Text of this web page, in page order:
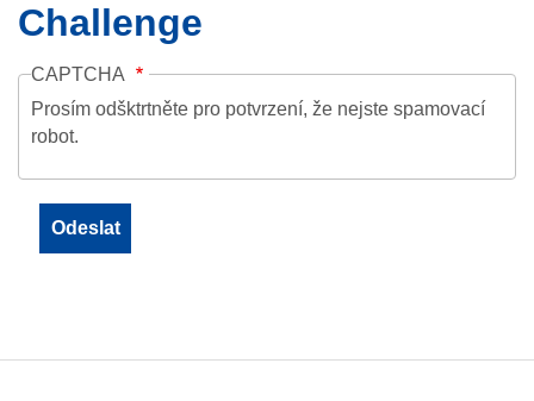
Challenge
CAPTCHA
Prosím odšktrtněte pro potvrzení, že nejste spamovací
robot.